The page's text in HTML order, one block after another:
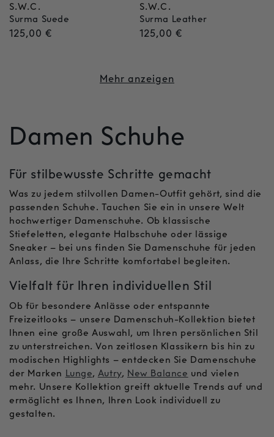
Anbieter:
S.W.C.
Surma Suede
Normaler
125,00 €
Anbieter:
S.W.C.
Surma Leather
Normaler
125,00 €
Mehr anzeigen
K
a
t
e
g
o
r
i
e
:
Damen Schuhe
Für stilbewusste Schritte gemacht
Was zu jedem stilvollen Damen-Outfit gehört, sind die
passenden Schuhe. Tauchen Sie ein in unsere Welt
hochwertiger Damenschuhe. Ob klassische
Stiefeletten, elegante Halbschuhe oder lässige
Sneaker – bei uns finden Sie Damenschuhe für jeden
Anlass, die Ihre Schritte komfortabel begleiten.
Vielfalt für Ihren individuellen Stil
Ob für besondere Anlässe oder entspannte
Freizeitlooks – unsere Damenschuh-Kollektion bietet
Ihnen eine große Auswahl, um Ihren persönlichen Stil
zu unterstreichen. Von zeitlosen Klassikern bis hin zu
modischen Highlights – entdecken Sie Damenschuhe
der Marken Lunge Autry, New Balance und vielen
mehr. Unsere Kollektion greift aktuelle Trends auf und
ermöglicht es Ihnen, Ihren Look individuell zu
gestalten.